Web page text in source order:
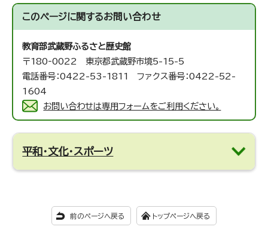
このページに関するお問い合わせ
教育部武蔵野ふるさと歴史館
〒180‐0022 東京都武蔵野市境5-15-5
電話番号：0422-53-1811 ファクス番号：0422-52-
1604
お問い合わせは専用フォームをご利用ください。
平和・文化・スポーツ
前のページへ戻る トップページへ戻る